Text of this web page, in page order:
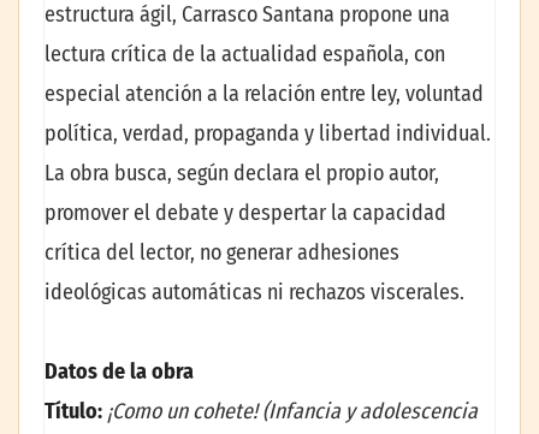
estructura ágil, Carrasco Santana propone una
lectura crítica de la actualidad española, con
especial atención a la relación entre ley, voluntad
política, verdad, propaganda y libertad individual.
La obra busca, según declara el propio autor,
promover el debate y despertar la capacidad
crítica del lector, no generar adhesiones
ideológicas automáticas ni rechazos viscerales.
Datos de la obra
Título: ¡Como un cohete! (Infancia y adolescencia